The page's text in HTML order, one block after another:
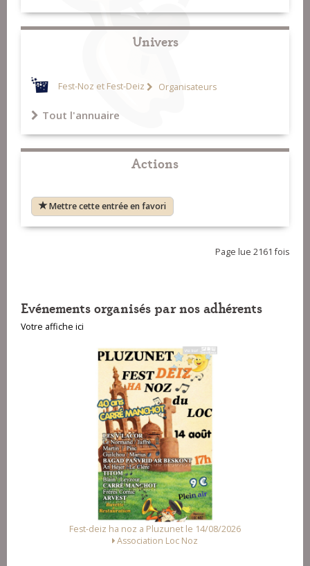
Univers
Fest-Noz et Fest-Deiz Organisateurs
Tout l'annuaire
Actions
Mettre cette entrée en favori
Page lue 2161 fois
Evénements organisés par nos adhérents
Votre affiche ici
Fest-deiz ha noz a Pluzunet le 14/08/2026
Association Loc Noz